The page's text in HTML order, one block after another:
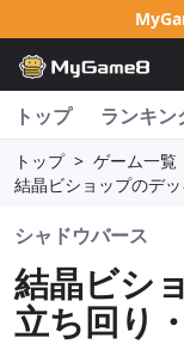
トップ ランキン
トップ > ゲーム一覧
結晶ビショップのデ
シャドウバース
結晶ビシ
立ち回り